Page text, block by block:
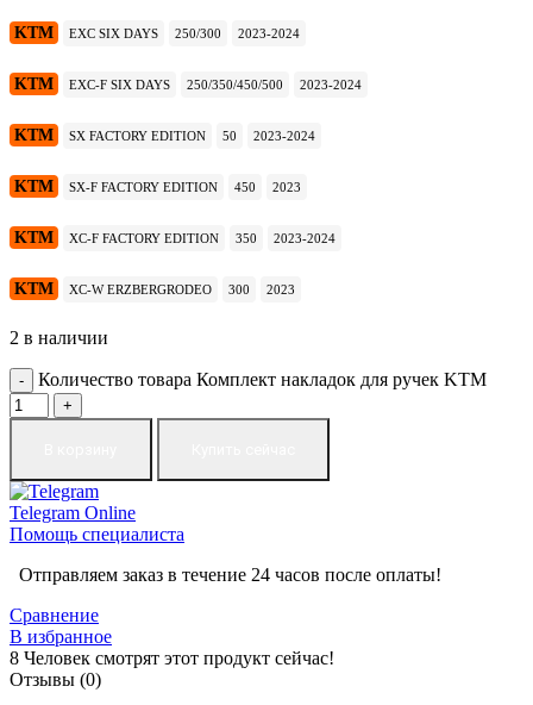
KTM EXC SIX DAYS 250/300 2023-2024
KTM EXC-F SIX DAYS 250/350/450/500 2023-2024
KTM SX FACTORY EDITION 50 2023-2024
KTM SX-F FACTORY EDITION 450 2023
KTM XC-F FACTORY EDITION 350 2023-2024
KTM XC-W ERZBERGRODEO 300 2023
2 в наличии
Количество товара Комплект накладок для ручек KTM
Telegram Online
Помощь специалиста
Отправляем заказ в течение 24 часов после оплаты!
Сравнение
В избранное
8 Человек смотрят этот продукт сейчас!
Отзывы (0)